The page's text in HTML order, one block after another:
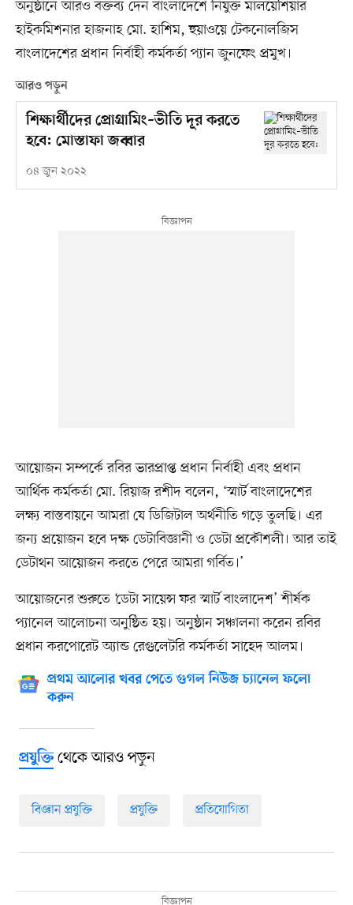
অনুষ্ঠানে আরও বক্তব্য দেন বাংলাদেশে নিযুক্ত মালয়েশিয়ার
হাইকমিশনার হাজনাহ মো. হাশিম, হুয়াওয়ে টেকনোলজিস
বাংলাদেশের প্রধান নির্বাহী কর্মকর্তা প্যান জুনফেং প্রমুখ।
আরও পড়ুন
শিক্ষার্থীদের প্রোগ্রামিং–ভীতি দূর করতে
হবে: মোস্তাফা জব্বার
০৪ জুন ২০২২
আয়োজন সম্পর্কে রবির ভারপ্রাপ্ত প্রধান নির্বাহী এবং প্রধান
আর্থিক কর্মকর্তা মো. রিয়াজ রশীদ বলেন, ‘স্মার্ট বাংলাদেশের
লক্ষ্য বাস্তবায়নে আমরা যে ডিজিটাল অর্থনীতি গড়ে তুলছি। এর
জন্য প্রয়োজন হবে দক্ষ ডেটাবিজ্ঞানী ও ডেটা প্রকৌশলী। আর তাই
ডেটাথন আয়োজন করতে পেরে আমরা গর্বিত।’
আয়োজনের শুরুতে ‘ডেটা সায়েন্স ফর স্মার্ট বাংলাদেশ’ শীর্ষক
প্যানেল আলোচনা অনুষ্ঠিত হয়। অনুষ্ঠান সঞ্চালনা করেন রবির
প্রধান করপোরেট অ্যান্ড রেগুলেটরি কর্মকর্তা সাহেদ আলম।
প্রথম আলোর খবর পেতে গুগল নিউজ চ্যানেল ফলো
করুন
প্রযুক্তিথেকে আরও পড়ুন
বিজ্ঞান প্রযুক্তি প্রযুক্তি প্রতিযোগিতা